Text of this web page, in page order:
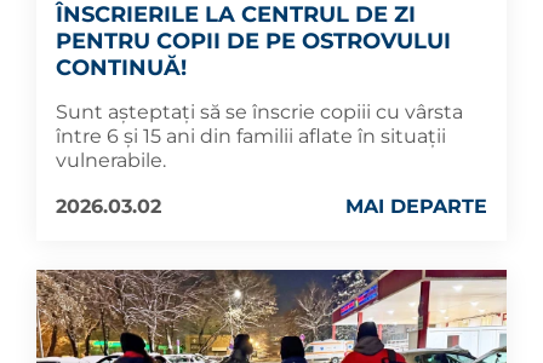
ÎNSCRIERILE LA CENTRUL DE ZI
PENTRU COPII DE PE OSTROVULUI
CONTINUĂ!
Sunt așteptați să se înscrie copiii cu vârsta
între 6 și 15 ani din familii aflate în situații
vulnerabile.
2026.03.02
MAI DEPARTE